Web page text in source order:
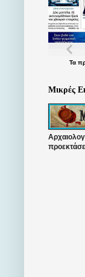
Τα
Μικρές